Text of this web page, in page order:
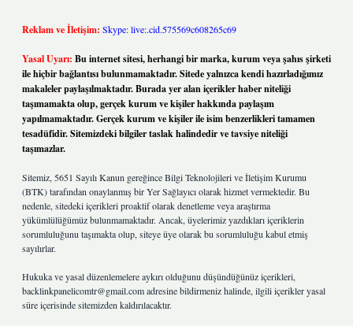
Reklam ve İletişim: Skype: live:.cid.575569c608265c69
Yasal Uyarı: Bu internet sitesi, herhangi bir marka, kurum veya şahıs şirketi
ile hiçbir bağlantısı bulunmamaktadır. Sitede yalnızca kendi hazırladığımız
makaleler paylaşılmaktadır. Burada yer alan içerikler haber niteliği
taşımamakta olup, gerçek kurum ve kişiler hakkında paylaşım
yapılmamaktadır. Gerçek kurum ve kişiler ile isim benzerlikleri tamamen
tesadüfidir. Sitemizdeki bilgiler taslak halindedir ve tavsiye niteliği
taşımazlar.
Sitemiz, 5651 Sayılı Kanun gereğince Bilgi Teknolojileri ve İletişim Kurumu
(BTK) tarafından onaylanmış bir Yer Sağlayıcı olarak hizmet vermektedir. Bu
nedenle, sitedeki içerikleri proaktif olarak denetleme veya araştırma
yükümlülüğümüz bulunmamaktadır. Ancak, üyelerimiz yazdıkları içeriklerin
sorumluluğunu taşımakta olup, siteye üye olarak bu sorumluluğu kabul etmiş
sayılırlar.
Hukuka ve yasal düzenlemelere aykırı olduğunu düşündüğünüz içerikleri,
backlinkpanelicomtr@gmail.comadresine bildirmeniz halinde, ilgili içerikler yasal
süre içerisinde sitemizden kaldırılacaktır.